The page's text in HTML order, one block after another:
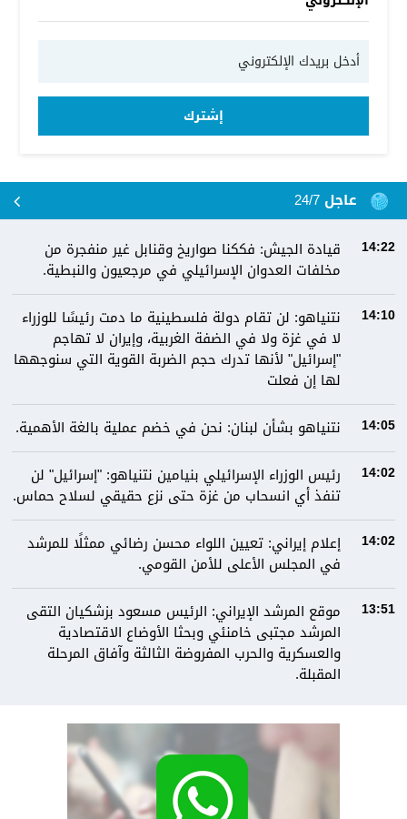
إشترك
عاجل 24/7
14:22
قيادة الجيش: فككنا صواريخ وقنابل غير منفجرة من
مخلفات العدوان الإسرائيلي في مرجعيون والنبطية.
14:10
نتنياهو: لن تقام دولة فلسطينية ما دمت رئيسًا للوزراء
لا في غزة ولا في الضفة الغربية، وإيران لا تهاجم
"إسرائيل" لأنها تدرك حجم الضربة القوية التي سنوجهها
لها إن فعلت
14:05 نتنياهو بشأن لبنان: نحن في خضم عملية بالغة الأهمية.
14:02
رئيس الوزراء الإسرائيلي بنيامين نتنياهو: "إسرائيل" لن
تنفذ أي انسحاب من غزة حتى نزع حقيقي لسلاح حماس.
14:02
إعلام إيراني: تعيين اللواء محسن رضائي ممثلًا للمرشد
في المجلس الأعلى للأمن القومي.
13:51
موقع المرشد الإيراني: الرئيس مسعود بزشكيان التقى
المرشد مجتبى خامنئي وبحثا الأوضاع الاقتصادية
والعسكرية والحرب المفروضة الثالثة وآفاق المرحلة
المقبلة.